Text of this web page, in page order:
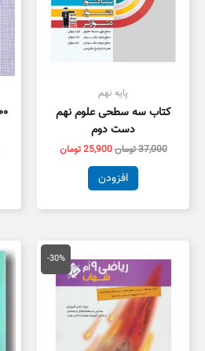
پایه نهم
کتاب سه سطحی علوم نهم
دست دوم
37,000تومان25,900تومان
افزودن
-30%
اصلی
26,500 تومان
بود.
قیمت
فعلی
است.